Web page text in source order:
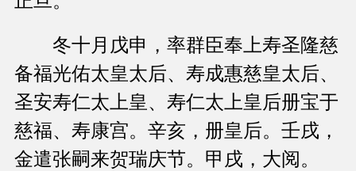
冬十月戊申，率群臣奉上寿圣隆慈
备福光佑太皇太后、寿成惠慈皇太后、
圣安寿仁太上皇、寿仁太上皇后册宝于
慈福、寿康宫。辛亥，册皇后。壬戌，
金遣张嗣来贺瑞庆节。甲戌，大阅。